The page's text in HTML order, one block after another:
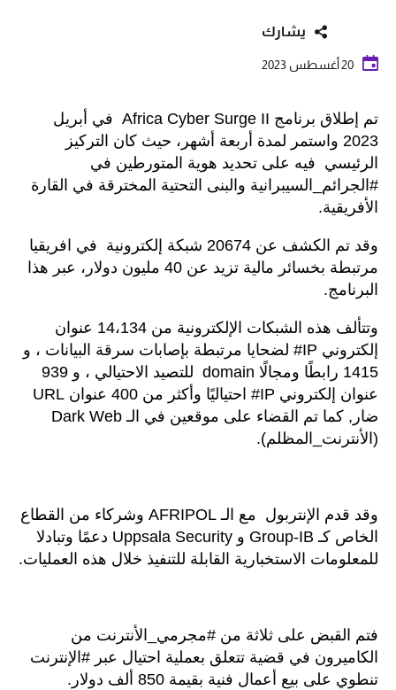
يشارك
20 أغسطس 2023
تم إطلاق برنامج Africa Cyber Surge II في أبريل
2023 واستمر لمدة أربعة أشهر، حيث كان التركيز
الرئيسي فيه على تحديد هوية المتورطين في
#الجرائم_السيبرانية والبنى التحتية المخترقة في القارة
الأفريقية.
وقد تم الكشف عن 20674 شبكة إلكترونية في افريقيا
مرتبطة بخسائر مالية تزيد عن 40 مليون دولار، عبر هذا
البرنامج.
وتتألف هذه الشبكات الإلكترونية من 14،134 عنوان
إلكتروني IP# لضحايا مرتبطة بإصابات سرقة البيانات ، و
1415 رابطًا ومجالًا domain للتصيد الاحتيالي ، و 939
عنوان إلكتروني IP# احتياليًا وأكثر من 400 عنوان URL
ضار, كما تم القضاء على موقعين في الـ Dark Web
(الأنترنت_المظلم).
وقد قدم الإنتربول مع الـ AFRIPOL وشركاء من القطاع
الخاص كـ Group-IB و Uppsala Security دعمًا وتبادلا
للمعلومات الاستخبارية القابلة للتنفيذ خلال هذه العمليات.
فتم القبض على ثلاثة من #مجرمي_الأنترنت من
الكاميرون في قضية تتعلق بعملية احتيال عبر #الإنترنت
تنطوي على بيع أعمال فنية بقيمة 850 ألف دولار.